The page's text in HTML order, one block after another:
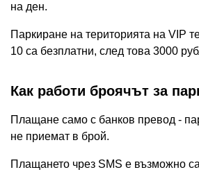
на ден.
Паркиране на територията на VIP
10 са безплатни, след това 3000
Как работи броячът за
Плащане само с банков превод -
не приемат в брой.
Плащането чрез SMS е възможно